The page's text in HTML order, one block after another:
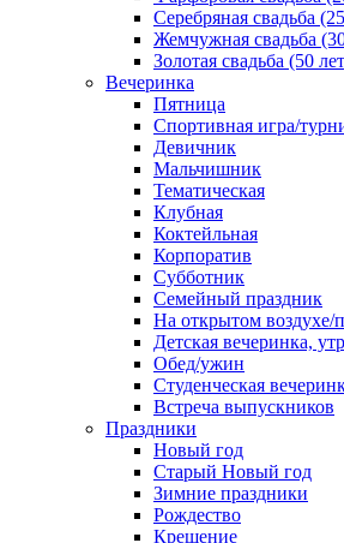
Серебряная свадьба
Жемчужная свадьба
Золотая свадьба (50
Вечеринка
Пятница
Спортивная игра/
Девичник
Мальчишник
Тематическая
Клубная
Коктейльная
Корпоратив
Субботник
Семейный праздник
На открытом воздухе/
Детская вечеринка,
Обед/ужин
Студенческая
Встреча выпускников
Праздники
Новый год
Старый Новый год
Зимние праздники
Рождество
Крещение